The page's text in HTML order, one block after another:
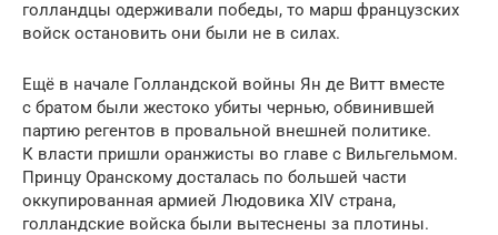
голландцы одерживали победы, то марш французских
войск остановить они были не в силах.
Ещё в начале Голландской войны Ян де Витт вместе
с братом были жестоко убиты чернью, обвинившей
партию регентов в провальной внешней политике.
К власти пришли оранжисты во главе с Вильгельмом.
Принцу Оранскому досталась по большей части
оккупированная армией Людовика XIV страна,
голландские войска были вытеснены за плотины.